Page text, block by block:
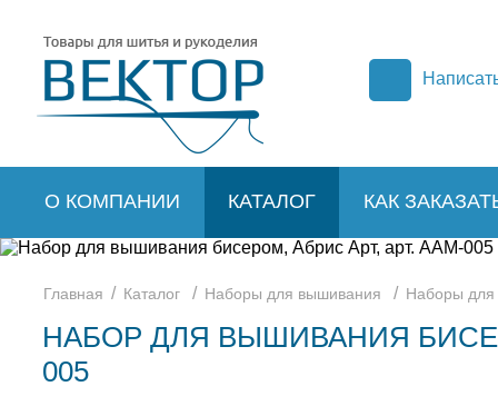
О КОМПАНИИ КАТАЛОГ КАК
Главная / Каталог / Наборы для вышивания / Наборы
НАБОР ДЛЯ ВЫШИВАНИЯ
005